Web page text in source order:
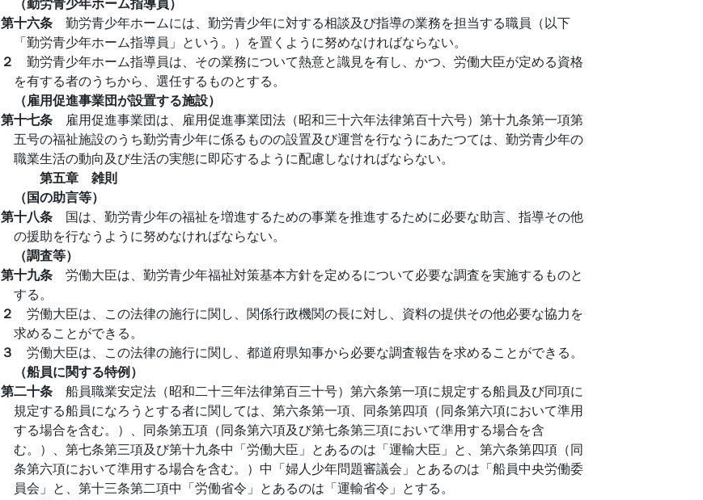
第十六条 勤労青少年ホームには、勤労青少年に対する相談及び指導の業務を担当する職員（以下
「勤労青少年ホーム指導員」という。）を置くように努めなければならない。
２ 勤労青少年ホーム指導員は、その業務について熱意と識見を有し、かつ、労働大臣が定める資格
を有する者のうちから、選任するものとする。
（雇用促進事業団が設置する施設）
第十七条 雇用促進事業団は、雇用促進事業団法（昭和三十六年法律第百十六号）第十九条第一項第
五号の福祉施設のうち勤労青少年に係るものの設置及び運営を行なうにあたつては、勤労青少年の
職業生活の動向及び生活の実態に即応するように配慮しなければならない。
第五章 雑則
（国の助言等）
第十八条 国は、勤労青少年の福祉を増進するための事業を推進するために必要な助言、指導その他
の援助を行なうように努めなければならない。
（調査等）
第十九条 労働大臣は、勤労青少年福祉対策基本方針を定めるについて必要な調査を実施するものと
する。
２ 労働大臣は、この法律の施行に関し、関係行政機関の長に対し、資料の提供その他必要な協力を
求めることができる。
３ 労働大臣は、この法律の施行に関し、都道府県知事から必要な調査報告を求めることができる。
（船員に関する特例）
第二十条 船員職業安定法（昭和二十三年法律第百三十号）第六条第一項に規定する船員及び同項に
規定する船員になろうとする者に関しては、第六条第一項、同条第四項（同条第六項において準用
する場合を含む。）、同条第五項（同条第六項及び第七条第三項において準用する場合を含
む。）、第七条第三項及び第十九条中「労働大臣」とあるのは「運輸大臣」と、第六条第四項（同
条第六項において準用する場合を含む。）中「婦人少年問題審議会」とあるのは「船員中央労働委
員会」と、第十三条第二項中「労働省令」とあるのは「運輸省令」とする。